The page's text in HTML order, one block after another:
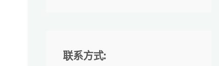
联系方式: